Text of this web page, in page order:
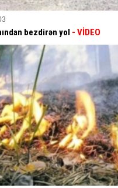
bezdirən yol - VİDEO